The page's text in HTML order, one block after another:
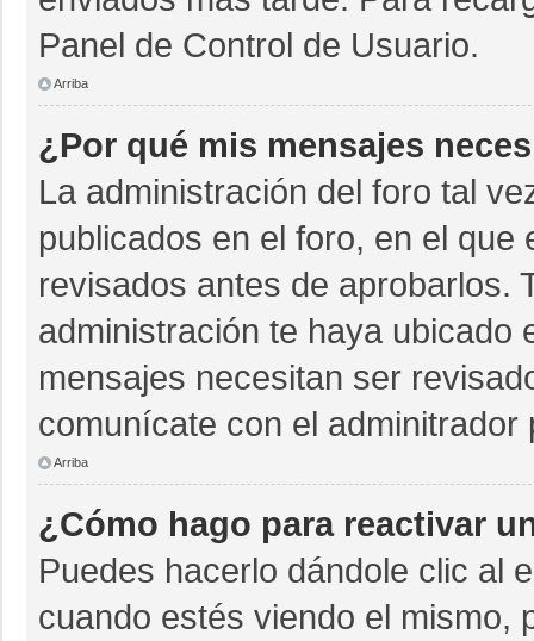
Panel de Control de Usuario.
Arriba
¿Por qué mis mensajes
La administración del foro tal
publicados en el foro, en el
revisados antes de aprobarlos.
administración te haya ubicado
mensajes necesitan ser
comunícate con el
Arriba
¿Cómo hago para reactivar
Puedes hacerlo dándole clic al
cuando estés viendo el mismo,